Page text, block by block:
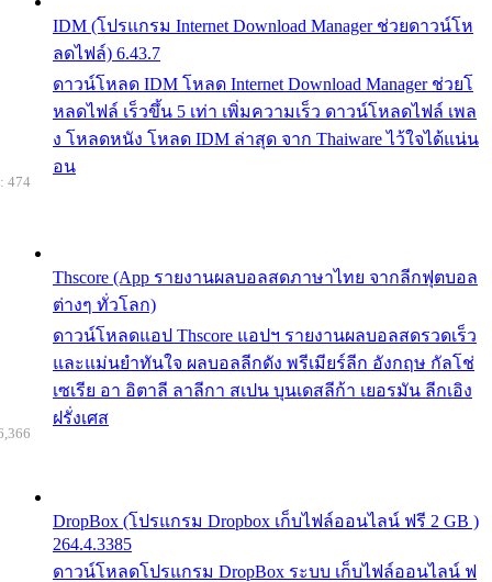
IDM (โปรแกรม Internet Download Manager ช่วยดาวน์โห
ลดไฟล์) 6.43.7
ดาวน์โหลด IDM โหลด Internet Download Manager ช่วยโ
หลดไฟล์ เร็วขึ้น 5 เท่า เพิ่มความเร็ว ดาวน์โหลดไฟล์ เพล
ง โหลดหนัง โหลด IDM ล่าสุด จาก Thaiware ไว้ใจได้แน่น
อน
Thscore (App รายงานผลบอลสดภาษาไทย จากลีกฟุตบอล
ต่างๆ ทั่วโลก)
ดาวน์โหลดแอป Thscore แอปฯ รายงานผลบอลสดรวดเร็ว
และแม่นยำทันใจ ผลบอลลีกดัง พรีเมียร์ลีก อังกฤษ กัลโช่
เซเรีย อา อิตาลี ลาลีกา สเปน บุนเดสลีก้า เยอรมัน ลีกเอิง
ฝรั่งเศส
474
DropBox (โปรแกรม Dropbox เก็บไฟล์ออนไลน์ ฟรี 2 GB )
264.4.3385
ดาวน์โหลดโปรแกรม DropBox ระบบ เก็บไฟล์ออนไลน์ ฟ